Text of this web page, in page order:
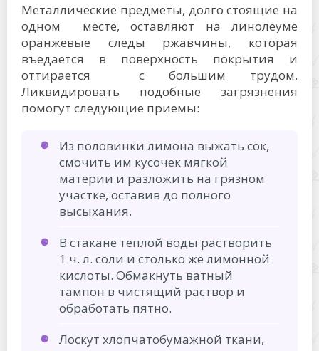
Металлические предметы, долго стоящие на
одном месте, оставляют на линолеуме
оранжевые следы ржавчины, которая
въедается в поверхность покрытия и
оттирается с большим трудом.
Ликвидировать подобные загрязнения
помогут следующие приемы:
Из половинки лимона выжать сок,
смочить им кусочек мягкой
материи и разложить на грязном
участке, оставив до полного
высыхания.
В стакане теплой воды растворить
1 ч. л. соли и столько же лимонной
кислоты. Обмакнуть ватный
тампон в чистящий раствор и
обработать пятно.
Лоскут хлопчатобумажной ткани,